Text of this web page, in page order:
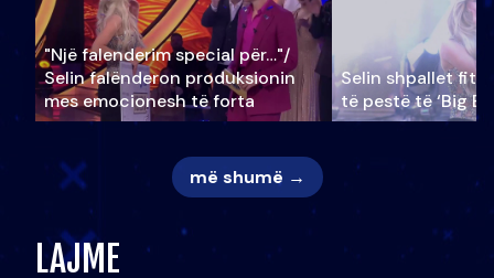
"Një falenderim special për…"/
Selin falënderon produksionin
mes emocionesh të forta
Selin shpallet
të pestë të ‘Big
më shumë →
LAJME